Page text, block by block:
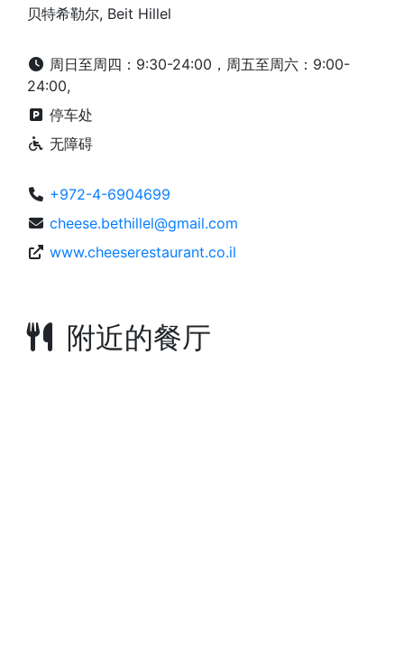
贝特希勒尔, Beit Hillel
周日至周四：9:30-24:00，周五至周六：9:00-
24:00,
停车处
无障碍
+972-4-6904699
cheese.bethillel@gmail.com
www.cheeserestaurant.co.il
附近的餐厅